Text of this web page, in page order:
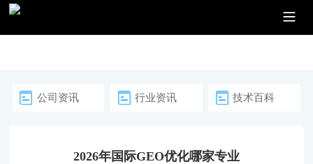
公司资讯 行业资讯 技术百科
2026年国际GEO优化哪家专业